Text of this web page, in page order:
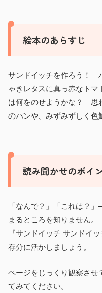
絵本のあらすじ
サンドイッチを作ろう！
ゃきレタスに真っ赤なト
は何をのせようかな？ 思
のパンや、みずみずしく
読み聞かせのポイ
「なんで？」「これは？
まるところを知りません。
『サンドイッチ サンドイ
存分に活かしましょう。
ページをじっくり観察させ
てみてください。